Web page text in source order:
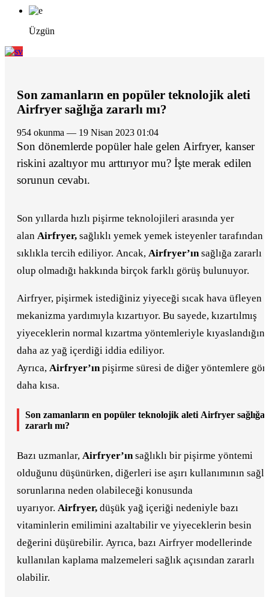
Üzgün
Son zamanların en popüler teknolojik aleti
Airfryer sağlığa zararlı mı?
954 okunma — 19 Nisan 2023 01:04
Son dönemlerde popüler hale gelen Airfryer, kanser
riskini azaltıyor mu arttırıyor mu? İşte merak edilen
sorunun cevabı.
Son yıllarda hızlı pişirme teknolojileri arasında yer
alan Airfryer, sağlıklı yemek yemek isteyenler tarafından
sıklıkla tercih ediliyor. Ancak, Airfryer’ın sağlığa zararlı
olup olmadığı hakkında birçok farklı görüş bulunuyor.
Airfryer, pişirmek istediğiniz yiyeceği sıcak hava üfleyen
mekanizma yardımıyla kızartıyor. Bu sayede, kızartılmış
yiyeceklerin normal kızartma yöntemleriyle
daha az yağ içerdiği iddia ediliyor.
Ayrıca, Airfryer’ın pişirme süresi de diğer yöntemlere
daha kısa.
Son zamanların en popüler teknolojik aleti Airfryer sağlığa
zararlı mı?
Bazı uzmanlar, Airfryer’ınsağlıklı bir pişirme yöntemi
olduğunu düşünürken, diğerleri ise aşırı kullanımının
sorunlarına neden olabileceği konusunda
uyarıyor. Airfryer, düşük yağ içeriği nedeniyle bazı
vitaminlerin emilimini azaltabilir ve yiyeceklerin besin
değerini düşürebilir. Ayrıca, bazı Airfryer modellerinde
kullanılan kaplama malzemeleri sağlık açısından zararlı
olabilir.